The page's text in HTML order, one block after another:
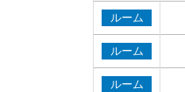
ルーム
ルーム
ルーム